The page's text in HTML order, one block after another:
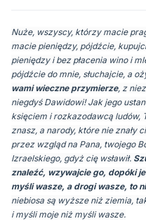
Nuże, wszyscy, którzy macie
macie pieniędzy, pójdźcie,
pieniędzy i bez płacenia wino i
pójdźcie do mnie, słuchajcie, a
wami wieczne przymierze, z
niegdyś Dawidowi! Jak jego
księciem i rozkazodawcą ludów,
znasz, a narody, które nie znały
przez wzgląd na Pana, twojego
Izraelskiego, gdyż cię wsławił.
znaleźć, wzywajcie go, dopóki
myśli wasze, a drogi wasze, to
niebiosa są wyższe niż ziemia,
i myśli moje niż myśli wasze.